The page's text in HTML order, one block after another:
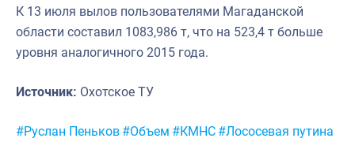
К 13 июля вылов пользователями Магаданской
области составил 1083,986 т, что на 523,4 т больше
уровня аналогичного 2015 года.
Источник: Охотское ТУ
Метки:
#Руслан Пеньков #Объем #КМНС #Лососевая путина